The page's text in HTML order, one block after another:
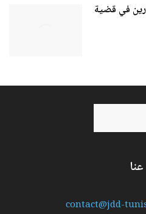
في قضية
عنا
contact@jdd-